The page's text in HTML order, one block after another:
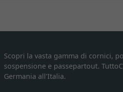
Scopri la vasta gamma di cornici,
sospensione e passepartout.
Germania all'Italia.